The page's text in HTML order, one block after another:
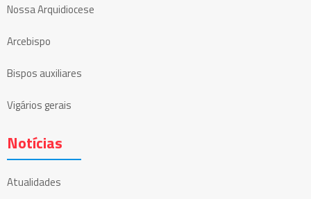
Nossa Arquidiocese
Arcebispo
Bispos auxiliares
Vigários gerais
Notícias
Atualidades